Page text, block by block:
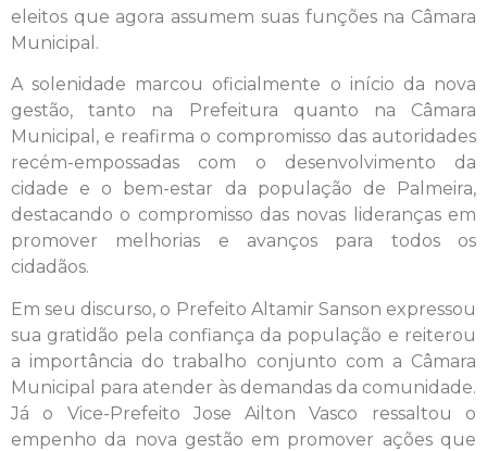
eleitos que agora assumem suas funções na Câmara
Municipal.
A solenidade marcou oficialmente o início da nova
gestão, tanto na Prefeitura quanto na Câmara
Municipal, e reafirma o compromisso das autoridades
recém-empossadas com o desenvolvimento da
cidade e o bem-estar da população de Palmeira,
destacando o compromisso das novas lideranças em
promover melhorias e avanços para todos os
cidadãos.
Em seu discurso, o Prefeito Altamir Sanson expressou
sua gratidão pela confiança da população e reiterou
a importância do trabalho conjunto com a Câmara
Municipal para atender às demandas da comunidade.
Já o Vice-Prefeito Jose Ailton Vasco ressaltou o
empenho da nova gestão em promover ações que